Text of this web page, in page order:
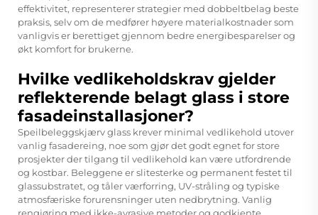
effektivitet, representerer strategier med dobbeltbelag beste
praksis, selv om de medfører høyere materialkostnader som
vanligvis er berettiget gjennom bedre energibesparelser og
økt komfort for brukerne.
Hvilke vedlikeholdskrav gjelder
reflekterende belagt glass i store
fasadeinstallasjoner?
Speilbeleggskjærv glass krever minimal vedlikehold utover
vanlig fasadereing, noe som gjør det godt egnet for store
prosjekter der tilgang til vedlikehold kan være utfordrende
og kostbar. Beleggene er slitesterke og permanent festet til
glassubstratet, og tåler værforring, UV-stråling og typiske
atmosfæriske forurensninger uten nedbrytning. Vanlig